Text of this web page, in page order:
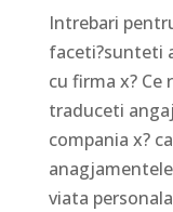
Intrebari
faceti?sunteti
cu firma x?
traduceti
compania x?
viata